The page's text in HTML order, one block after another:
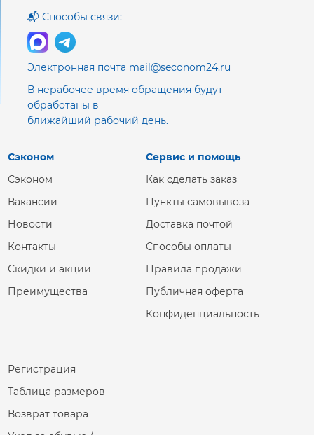
📬 Способы связи:
Электронная почта mail@seconom24.ru
В нерабочее время обращения будут
обработаны в
ближайший рабочий день.
Сэконом
Сэконом
Вакансии
Новости
Контакты
Скидки и акции
Преимущества
Сервис и помощь
Как сделать заказ
Пункты самовывоза
Доставка почтой
Способы оплаты
Правила продажи
Публичная оферта
Конфиденциальность
Регистрация
Таблица размеров
Возврат товара